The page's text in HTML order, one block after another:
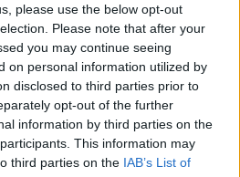
please use the below opt-out
Please note that after your
you may continue seeing
on personal information utilized by
disclosed to third parties prior to
opt-out of the further
information by third parties on the
This information may
third parties on the IAB’s List of